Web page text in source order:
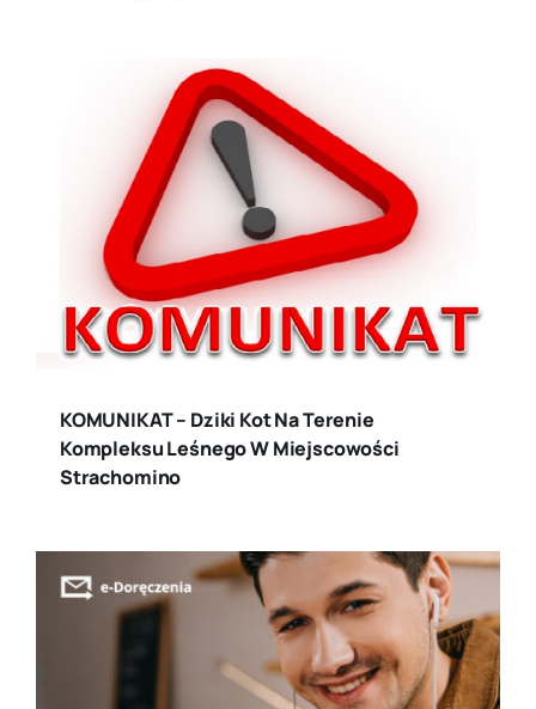
KOMUNIKAT – Dziki Kot Na Terenie
Kompleksu Leśnego W Miejscowości
Strachomino